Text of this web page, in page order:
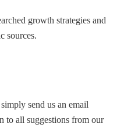
growth strategies and
sources.
send us an email
to all suggestions from our